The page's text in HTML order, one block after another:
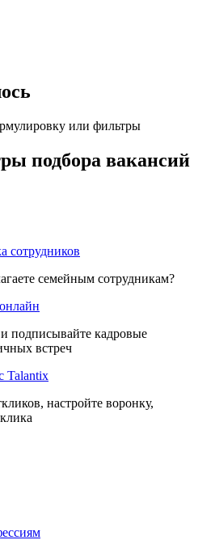
или фильтры
подбора вакансий
сотрудников
семейным сотрудникам?
подписывайте кадровые
встреч
Talantix
настройте воронку,